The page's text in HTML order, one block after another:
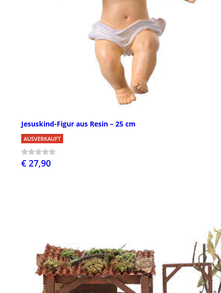
Jesuskind-Figur aus Resin – 25 cm
AUSVERKAUFT
€ 27,90